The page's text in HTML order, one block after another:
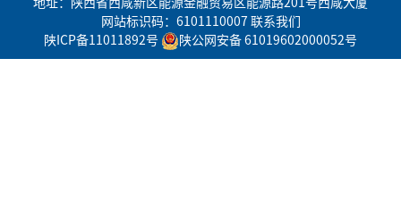
网站标识码：6101110007 联系我们
陕ICP备11011892号
陕公网安备 61019602000052号